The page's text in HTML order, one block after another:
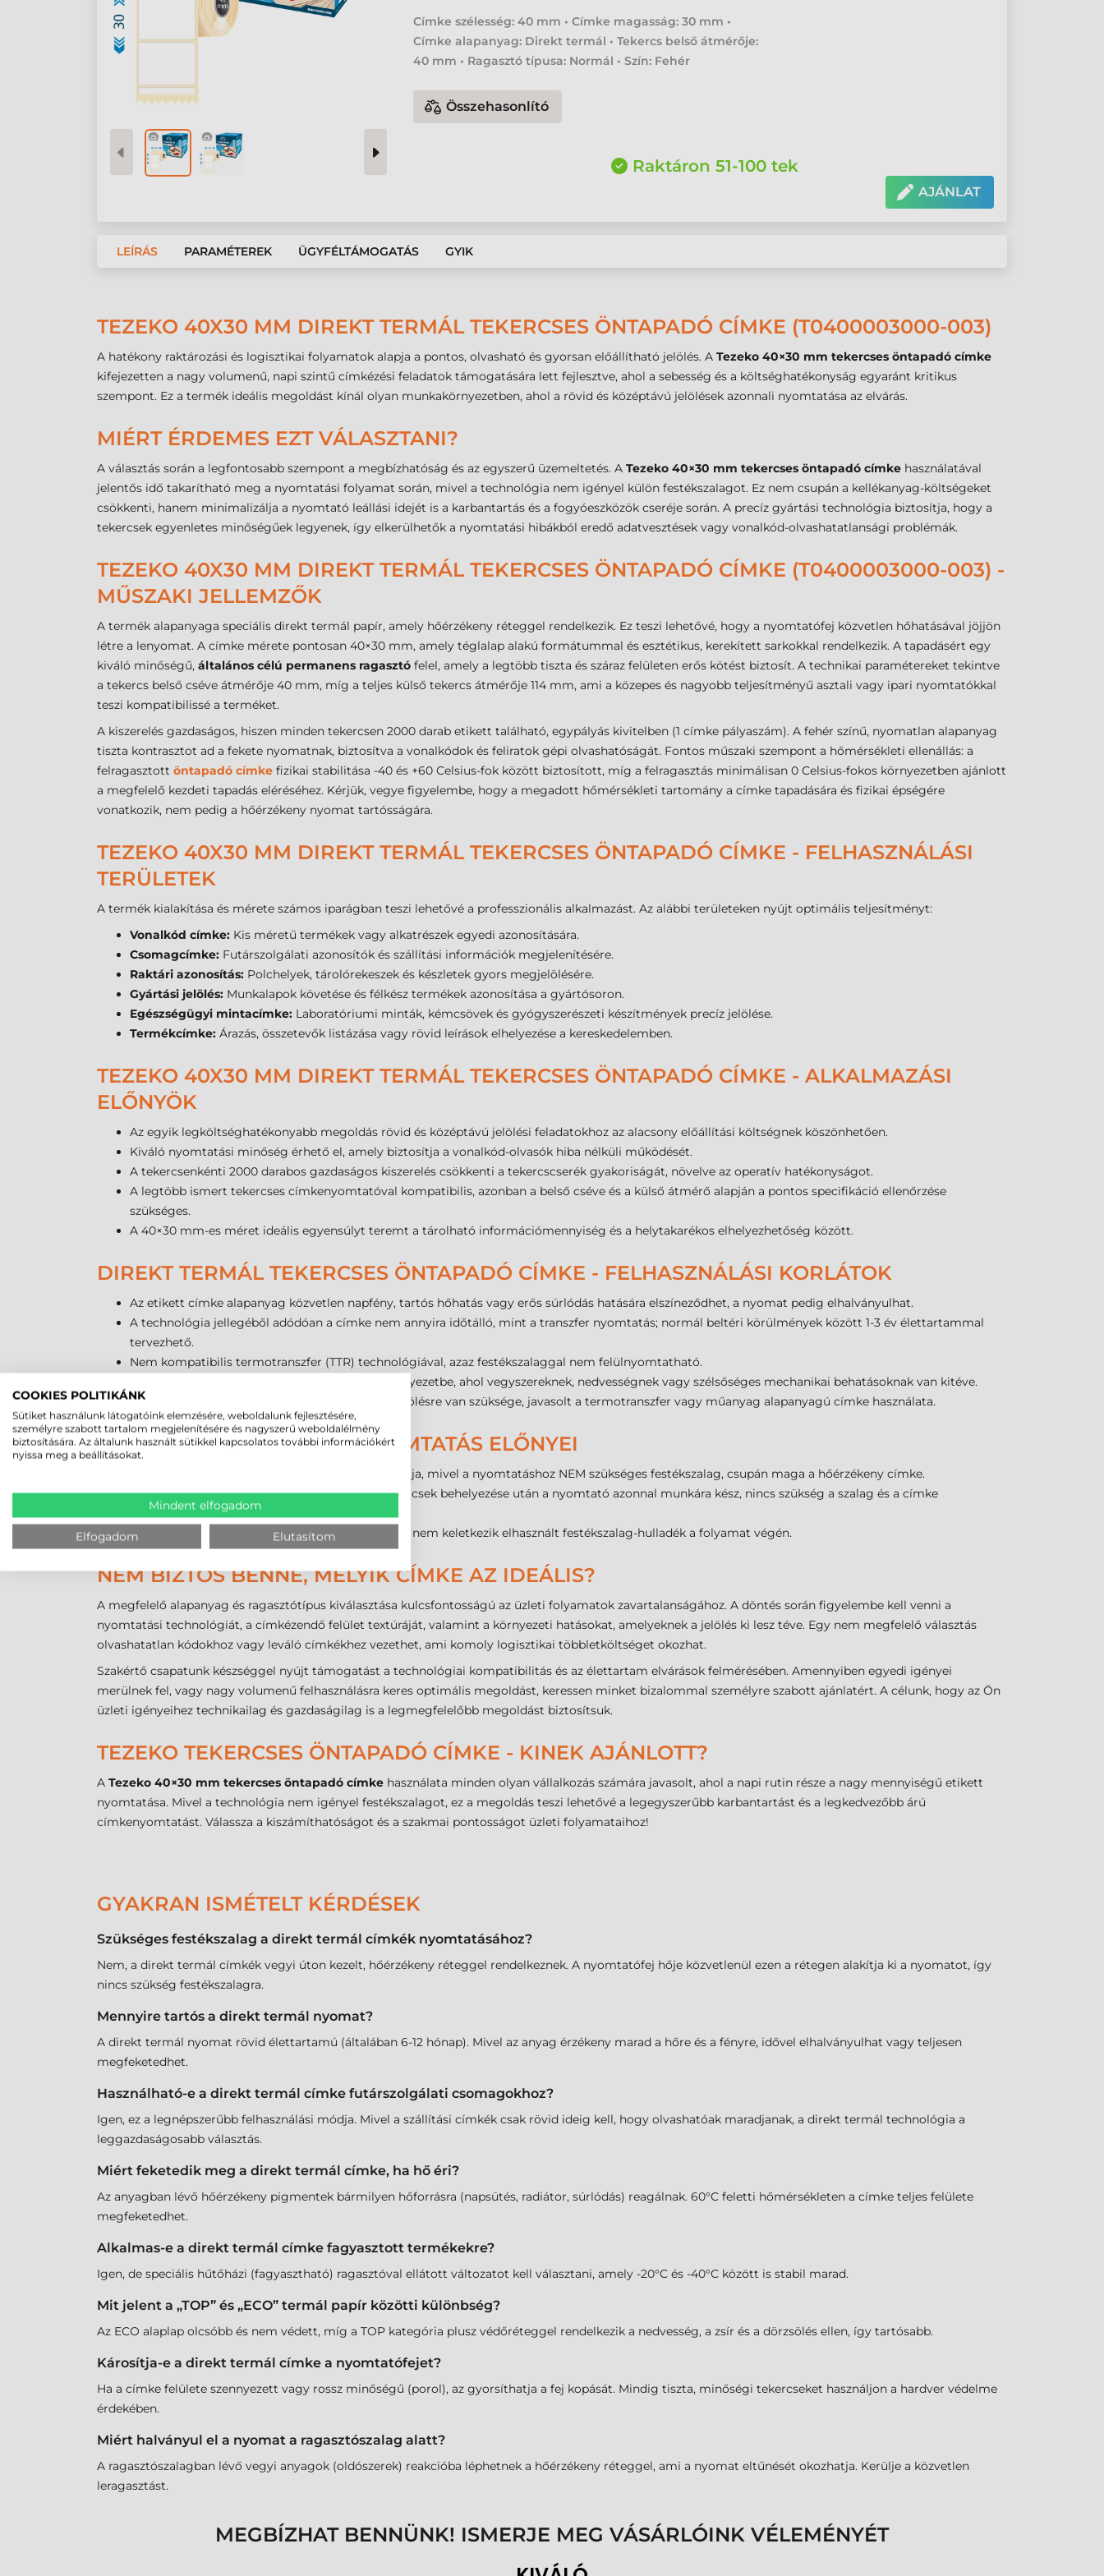
Címke szélesség: 40 mm • Címke magasság: 30 mm •
Címke alapanyag: Direkt termál • Tekercs belső átmérője:
40 mm • Ragasztó típusa: Normál • Szín: Fehér
Összehasonlító
Raktáron 51-100 tek
AJÁNLAT
LEÍRÁS PARAMÉTEREK ÜGYFÉLTÁMOGATÁS GYIK
TEZEKO 40X30 MM DIREKT TERMÁL TEKERCSES ÖNTAPADÓ CÍMKE (T0400003000-003)
A hatékony raktározási és logisztikai folyamatok alapja a pontos, olvasható és gyorsan előállítható jelölés. A Tezeko 40×30 mm tekercses öntapadó címke
kifejezetten a nagy volumenű, napi szintű címkézési feladatok támogatására lett fejlesztve, ahol a sebesség és a költséghatékonyság egyaránt kritikus
szempont. Ez a termék ideális megoldást kínál olyan munkakörnyezetben, ahol a rövid és középtávú jelölések azonnali nyomtatása az elvárás.
MIÉRT ÉRDEMES EZT VÁLASZTANI?
A választás során a legfontosabb szempont a megbízhatóság és az egyszerű üzemeltetés. A Tezeko 40×30 mm tekercses öntapadó címke használatával
jelentős idő takarítható meg a nyomtatási folyamat során, mivel a technológia nem igényel külön festékszalagot. Ez nem csupán a kellékanyag-költségeket
csökkenti, hanem minimalizálja a nyomtató leállási idejét is a karbantartás és a fogyóeszközök cseréje során. A precíz gyártási technológia biztosítja, hogy a
tekercsek egyenletes minőségűek legyenek, így elkerülhetők a nyomtatási hibákból eredő adatvesztések vagy vonalkód-olvashatatlansági problémák.
TEZEKO 40X30 MM DIREKT TERMÁL TEKERCSES ÖNTAPADÓ CÍMKE (T0400003000-003) -
MŰSZAKI JELLEMZŐK
A termék alapanyaga speciális direkt termál papír, amely hőérzékeny réteggel rendelkezik. Ez teszi lehetővé, hogy a nyomtatófej közvetlen hőhatásával jöjjön
létre a lenyomat. A címke mérete pontosan 40×30 mm, amely téglalap alakú formátummal és esztétikus, kerekített sarkokkal rendelkezik. A tapadásért egy
kiváló minőségű, általános célú permanens ragasztó felel, amely a legtöbb tiszta és száraz felületen erős kötést biztosít. A technikai paramétereket tekintve
a tekercs belső cséve átmérője 40 mm, míg a teljes külső tekercs átmérője 114 mm, ami a közepes és nagyobb teljesítményű asztali vagy ipari nyomtatókkal
teszi kompatibilissé a terméket.
A kiszerelés gazdaságos, hiszen minden tekercsen 2000 darab etikett található, egypályás kivitelben (1 címke pályaszám). A fehér színű, nyomatlan alapanyag
tiszta kontrasztot ad a fekete nyomatnak, biztosítva a vonalkódok és feliratok gépi olvashatóságát. Fontos műszaki szempont a hőmérsékleti ellenállás: a
felragasztott öntapadó címke fizikai stabilitása -40 és +60 Celsius-fok között biztosított, míg a felragasztás minimálisan 0 Celsius-fokos környezetben ajánlott
a megfelelő kezdeti tapadás eléréséhez. Kérjük, vegye figyelembe, hogy a megadott hőmérsékleti tartomány a címke tapadására és fizikai épségére
vonatkozik, nem pedig a hőérzékeny nyomat tartósságára.
TEZEKO 40X30 MM DIREKT TERMÁL TEKERCSES ÖNTAPADÓ CÍMKE - FELHASZNÁLÁSI
TERÜLETEK
A termék kialakítása és mérete számos iparágban teszi lehetővé a professzionális alkalmazást. Az alábbi területeken nyújt optimális teljesítményt:
Vonalkód címke: Kis méretű termékek vagy alkatrészek egyedi azonosítására.
Csomagcímke: Futárszolgálati azonosítók és szállítási információk megjelenítésére.
Raktári azonosítás: Polchelyek, tárolórekeszek és készletek gyors megjelölésére.
Gyártási jelölés: Munkalapok követése és félkész termékek azonosítása a gyártósoron.
Egészségügyi mintacímke: Laboratóriumi minták, kémcsövek és gyógyszerészeti készítmények precíz jelölése.
Termékcímke: Árazás, összetevők listázása vagy rövid leírások elhelyezése a kereskedelemben.
TEZEKO 40X30 MM DIREKT TERMÁL TEKERCSES ÖNTAPADÓ CÍMKE - ALKALMAZÁSI
ELŐNYÖK
Az egyik legköltséghatékonyabb megoldás rövid és középtávú jelölési feladatokhoz az alacsony előállítási költségnek köszönhetően.
Kiváló nyomtatási minőség érhető el, amely biztosítja a vonalkód-olvasók hiba nélküli működését.
A tekercsenkénti 2000 darabos gazdaságos kiszerelés csökkenti a tekercscserék gyakoriságát, növelve az operatív hatékonyságot.
A legtöbb ismert tekercses címkenyomtatóval kompatibilis, azonban a belső cséve és a külső átmérő alapján a pontos specifikáció ellenőrzése
szükséges.
A 40×30 mm-es méret ideális egyensúlyt teremt a tárolható információmennyiség és a helytakarékos elhelyezhetőség között.
DIREKT TERMÁL TEKERCSES ÖNTAPADÓ CÍMKE - FELHASZNÁLÁSI KORLÁTOK
Az etikett címke alapanyag közvetlen napfény, tartós hőhatás vagy erős súrlódás hatására elszíneződhet, a nyomat pedig elhalványulhat.
A technológia jellegéből adódóan a címke nem annyira időtálló, mint a transzfer nyomtatás; normál beltéri körülmények között 1-3 év élettartammal
tervezhető.
Nem kompatibilis termotranszfer (TTR) technológiával, azaz festékszalaggal nem felülnyomtatható.
Nem ajánlott kültéri használatra vagy olyan környezetbe, ahol vegyszereknek, nedvességnek vagy szélsőséges mechanikai behatásoknak van kitéve.
Amennyiben hosszú távú, UV- és vegyszerálló jelölésre van szüksége, javasolt a termotranszfer vagy műanyag alapanyagú címke használata.
A DIREKT TERMÁL CÍMKENYOMTATÁS ELŐNYEI
A legalacsonyabb üzemeltetési költséget biztosítja, mivel a nyomtatáshoz NEM szükséges festékszalag, csupán maga a hőérzékeny címke.
Rendkívül egyszerűen kezelhető rendszer, a tekercsek behelyezése után a nyomtató azonnal munkára kész, nincs szükség a szalag és a címke
összehangolására.
A technológia tiszta és környezetbarátabb, mivel nem keletkezik elhasznált festékszalag-hulladék a folyamat végén.
NEM BIZTOS BENNE, MELYIK CÍMKE AZ IDEÁLIS?
A megfelelő alapanyag és ragasztótípus kiválasztása kulcsfontosságú az üzleti folyamatok zavartalanságához. A döntés során figyelembe kell venni a
nyomtatási technológiát, a címkézendő felület textúráját, valamint a környezeti hatásokat, amelyeknek a jelölés ki lesz téve. Egy nem megfelelő választás
olvashatatlan kódokhoz vagy leváló címkékhez vezethet, ami komoly logisztikai többletköltséget okozhat.
Szakértő csapatunk készséggel nyújt támogatást a technológiai kompatibilitás és az élettartam elvárások felmérésében. Amennyiben egyedi igényei
merülnek fel, vagy nagy volumenű felhasználásra keres optimális megoldást, keressen minket bizalommal személyre szabott ajánlatért. A célunk, hogy az Ön
üzleti igényeihez technikailag és gazdaságilag is a legmegfelelőbb megoldást biztosítsuk.
TEZEKO TEKERCSES ÖNTAPADÓ CÍMKE - KINEK AJÁNLOTT?
A Tezeko 40×30 mm tekercses öntapadó címke használata minden olyan vállalkozás számára javasolt, ahol a napi rutin része a nagy mennyiségű etikett
nyomtatása. Mivel a technológia nem igényel festékszalagot, ez a megoldás teszi lehetővé a legegyszerűbb karbantartást és a legkedvezőbb árú
címkenyomtatást. Válassza a kiszámíthatóságot és a szakmai pontosságot üzleti folyamataihoz!
GYAKRAN ISMÉTELT KÉRDÉSEK
Szükséges festékszalag a direkt termál címkék nyomtatásához?
Nem, a direkt termál címkék vegyi úton kezelt, hőérzékeny réteggel rendelkeznek. A nyomtatófej hője közvetlenül ezen a rétegen alakítja ki a nyomatot, így
nincs szükség festékszalagra.
Mennyire tartós a direkt termál nyomat?
A direkt termál nyomat rövid élettartamú (általában 6-12 hónap). Mivel az anyag érzékeny marad a hőre és a fényre, idővel elhalványulhat vagy teljesen
megfeketedhet.
Használható-e a direkt termál címke futárszolgálati csomagokhoz?
Igen, ez a legnépszerűbb felhasználási módja. Mivel a szállítási címkék csak rövid ideig kell, hogy olvashatóak maradjanak, a direkt termál technológia a
leggazdaságosabb választás.
Miért feketedik meg a direkt termál címke, ha hő éri?
Az anyagban lévő hőérzékeny pigmentek bármilyen hőforrásra (napsütés, radiátor, súrlódás) reagálnak. 60°C feletti hőmérsékleten a címke teljes felülete
megfeketedhet.
Alkalmas-e a direkt termál címke fagyasztott termékekre?
Igen, de speciális hűtőházi (fagyasztható) ragasztóval ellátott változatot kell választani, amely -20°C és -40°C között is stabil marad.
Mit jelent a „TOP” és „ECO” termál papír közötti különbség?
Az ECO alaplap olcsóbb és nem védett, míg a TOP kategória plusz védőréteggel rendelkezik a nedvesség, a zsír és a dörzsölés ellen, így tartósabb.
Károsítja-e a direkt termál címke a nyomtatófejet?
Ha a címke felülete szennyezett vagy rossz minőségű (porol), az gyorsíthatja a fej kopását. Mindig tiszta, minőségi tekercseket használjon a hardver védelme
érdekében.
Miért halványul el a nyomat a ragasztószalag alatt?
A ragasztószalagban lévő vegyi anyagok (oldószerek) reakcióba léphetnek a hőérzékeny réteggel, ami a nyomat eltűnését okozhatja. Kerülje a közvetlen
leragasztást.
MEGBÍZHAT BENNÜNK! ISMERJE MEG VÁSÁRLÓINK VÉLEMÉNYÉT
COOKIES POLITIKÁNK
Sütiket használunk látogatóink elemzésére, weboldalunk fejlesztésére,
személyre szabott tartalom megjelenítésére és nagyszerű weboldalélmény
biztosítására. Az általunk használt sütikkel kapcsolatos további információkért
nyissa meg a beállításokat.
Mindent elfogadom
Elfogadom Elutasítom